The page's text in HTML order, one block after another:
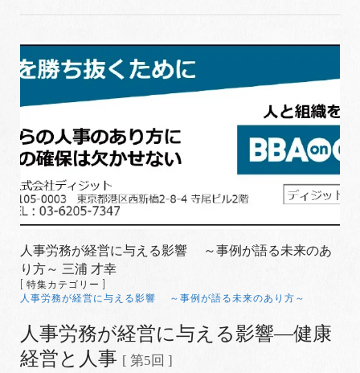
人事労務が経営に与える影響 ～事例が語る未来のあ
り方～ 三浦 才幸
[ 特集カテゴリー ]
人事労務が経営に与える影響 ～事例が語る未来のあり方～
人事労務が経営に与える影響―健康
経営と人事 [ 第5回 ]